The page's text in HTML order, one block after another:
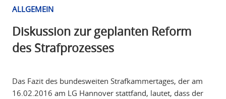
ALLGEMEIN
Diskussion zur geplanten Reform
des Strafprozesses
Das Fazit des bundesweiten Strafkammertages, der am
16.02.2016 am LG Hannover stattfand, lautet, dass der